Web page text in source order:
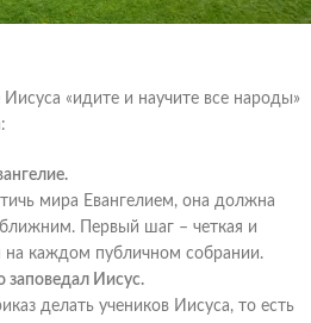
«идите и научите все народы»
мира Евангелием, она должна
ближним. Первый шаг – четкая и
на каждом публичном собрании.
заповедал Иисус.
делать учеников Иисуса, то есть